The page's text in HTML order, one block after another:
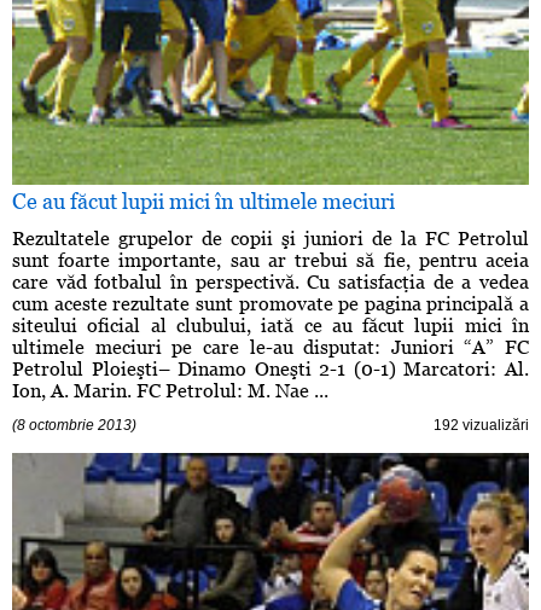
Ce au făcut lupii mici în ultimele meciuri
Rezultatele grupelor de copii şi juniori de la FC Petrolul
sunt foarte importante, sau ar trebui să fie, pentru aceia
care văd fotbalul în perspectivă. Cu satisfacţia de a vedea
cum aceste rezultate sunt promovate pe pagina principală a
siteului oficial al clubului, iată ce au făcut lupii mici în
ultimele meciuri pe care le-au disputat: Juniori “A” FC
Petrolul Ploieşti– Dinamo Oneşti 2-1 (0-1) Marcatori: Al.
Ion, A. Marin. FC Petrolul: M. Nae ...
(8 octombrie 2013) 192 vizualizări